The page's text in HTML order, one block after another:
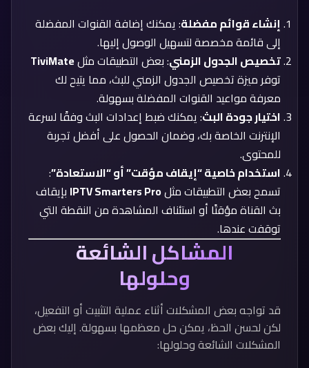
إنشاء قوائم مفضلة: يمكنك إضافة القنوات المفضلة
إلى قائمة مخصصة لتسهيل الوصول إليها.
تخصيص الجدول الزمني: بعض التطبيقات مثلTiviMate
توفر ميزة تخصيص الجدول الزمني للبث، مما يتيح لك
معرفة مواعيد القنوات المفضلة بسهولة.
اختيار جودة البث: يمكنك ضبط إعدادات البث وفقًا لسرعة
الإنترنت الخاصة بك، وضمان الحصول على أفضل تجربة
للمحتوى.
استخدام خاصية “إيقاف مؤقت” أو “الاستعادة”:
تسمح بعض التطبيقات مثلIPTV Smarters Pro بإيقاف
بث القناة مؤقتًا أو استئناف المشاهدة من النقطة التي
توقفت عندها.
المشاكل الشائعة
وحلولها
قد تواجه بعض المشكلات أثناء عملية التثبيت أو التفعيل،
لكن لحسن الحظ، يمكن حل معظمها بسهولة. إليك بعض
المشكلات الشائعة وحلولها: